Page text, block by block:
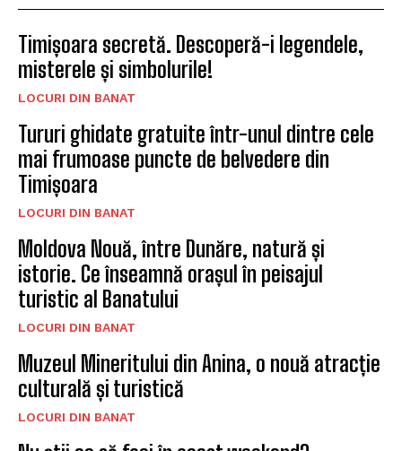
Timișoara secretă. Descoperă-i legendele,
misterele și simbolurile!
LOCURI DIN BANAT
Tururi ghidate gratuite într-unul dintre cele
mai frumoase puncte de belvedere din
Timișoara
LOCURI DIN BANAT
Moldova Nouă, între Dunăre, natură și
istorie. Ce înseamnă orașul în peisajul
turistic al Banatului
LOCURI DIN BANAT
Muzeul Mineritului din Anina, o nouă atracție
culturală și turistică
LOCURI DIN BANAT